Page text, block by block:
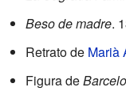
Beso de madre.
Retrato de Marià
Figura de